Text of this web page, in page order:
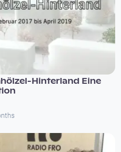
Hinterland Eine